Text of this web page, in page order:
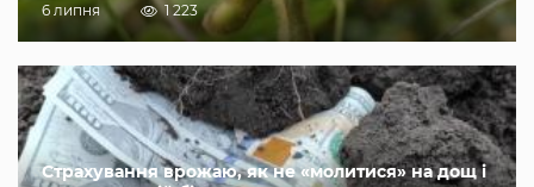
6 липня 1 223
Страхування врожаю, як не «молитися» на дощ і